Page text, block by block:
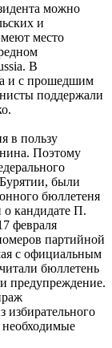
можно
и
место
В
и с прошедшим
поддержали
в пользу
Поэтому
были
бюллетеня
кандидате П.
февраля
партийной
с официальным
бюллетень
предупреждение.
избирательного
необходимые